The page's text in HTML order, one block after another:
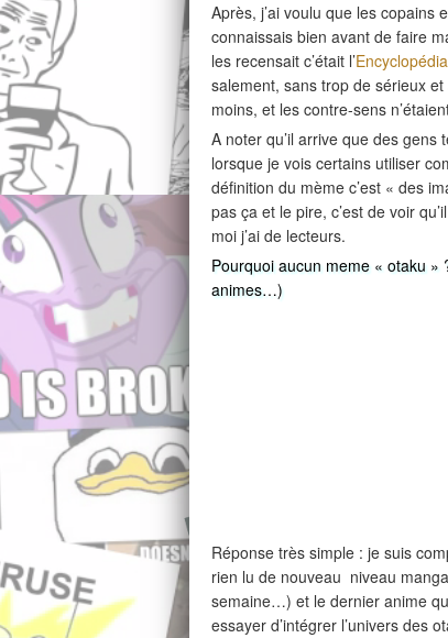
Après, j’ai voulu que les
connaissais bien avant de faire
les recensait c’était l’
salement, sans trop de sérieux
moins, et les contre-sens
A noter qu’il arrive que des
lorsque je vois certains utiliser
définition du mème c’est « des
pas ça et le pire, c’est de voir
moi j’ai de lecteurs.
Pourquoi aucun meme « otaku »
animes…)
Réponse très simple : je suis
rien lu de nouveau niveau
semaine…) et le dernier anime
essayer d’intégrer l’univers des